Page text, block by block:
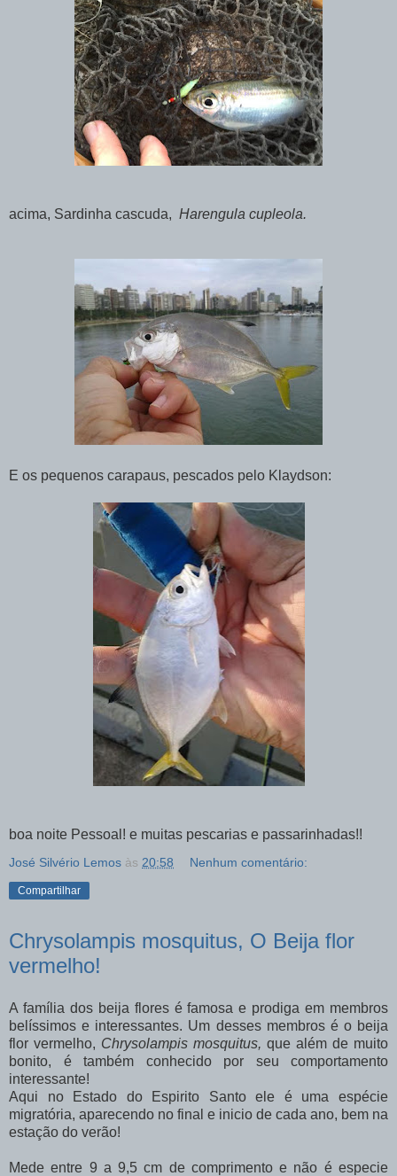
acima, Sardinha cascuda, Harengula cupleola.
E os pequenos carapaus, pescados pelo Klaydson:
boa noite Pessoal! e muitas pescarias e passarinhadas!!
José Silvério Lemos às 20:58 Nenhum comentário:
Compartilhar
Chrysolampis mosquitus, O Beija flor
vermelho!
A família dos beija flores é famosa e prodiga em membros
belíssimos e interessantes. Um desses membros é o beija
flor vermelho, Chrysolampis mosquitus, que além de muito
bonito, é também conhecido por seu comportamento
interessante!
Aqui no Estado do Espirito Santo ele é uma espécie
migratória, aparecendo no final e inicio de cada ano, bem na
estação do verão!
Mede entre 9 a 9,5 cm de comprimento e não é especie